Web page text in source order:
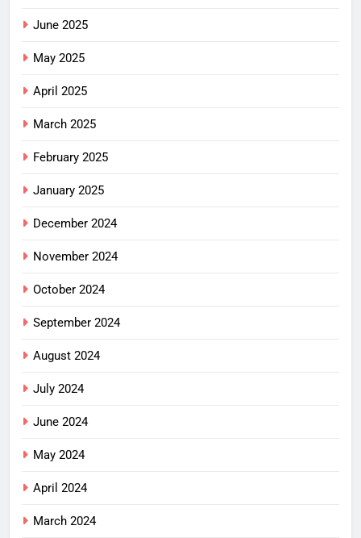
June 2025
May 2025
April 2025
March 2025
February 2025
January 2025
December 2024
November 2024
October 2024
September 2024
August 2024
July 2024
June 2024
May 2024
April 2024
March 2024